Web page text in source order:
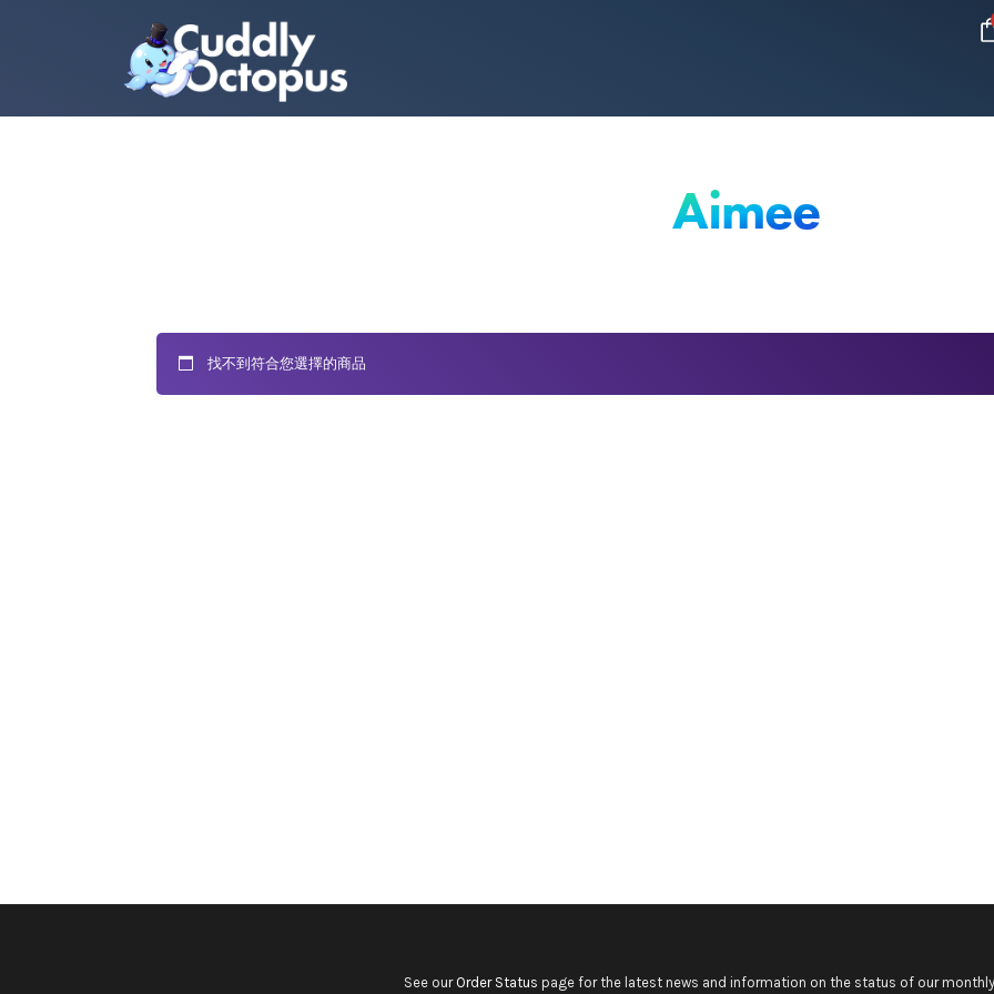
Aimee
找不到符合您選擇的商品
See our Order Status page for the latest news and information on the status of our